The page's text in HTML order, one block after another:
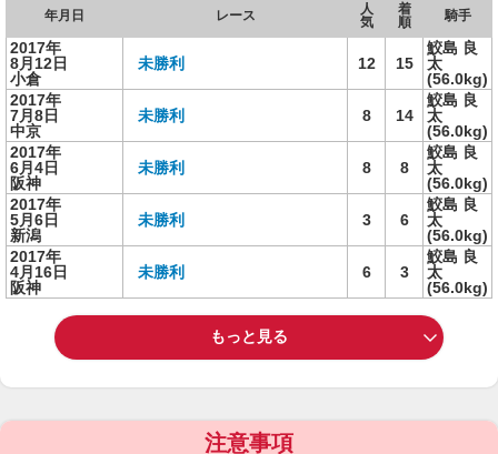
年月日 レース
人
気
着
順
騎手
2017年
8月12日
小倉
未勝利 12 15
鮫島 良
太
(56.0kg)
2017年
7月8日
中京
未勝利 8 14
鮫島 良
太
(56.0kg)
2017年
6月4日
阪神
未勝利 8 8
鮫島 良
太
(56.0kg)
2017年
5月6日
新潟
未勝利 3 6
鮫島 良
太
(56.0kg)
2017年
4月16日
阪神
未勝利 6 3
鮫島 良
太
(56.0kg)
もっと見る
注意事項